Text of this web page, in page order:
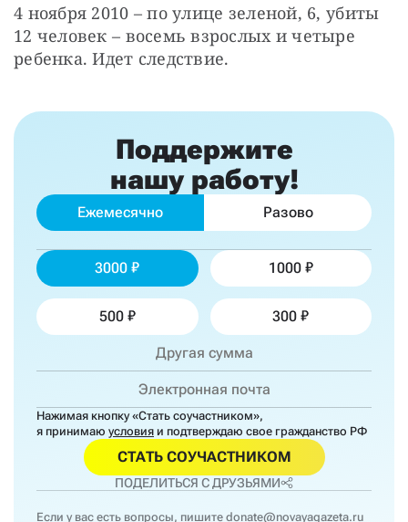
4 ноября 2010 – по улице зеленой, 6, убиты
12 человек – восемь взрослых и четыре
ребенка. Идет следствие.
Поддержите
нашу работу!
Ежемесячно Разово
3000 1000
500 300
Нажимая кнопку «Стать соучастником»,
я принимаю условия и подтверждаю свое гражданство РФ
СТАТЬ СОУЧАСТНИКОМ
ПОДЕЛИТЬСЯ С ДРУЗЬЯМИ
Если у вас есть вопросы, пишите donate@novayagazeta.ru